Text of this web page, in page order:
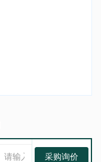
采购询价